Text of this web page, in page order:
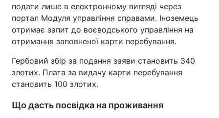
подати лише в електронному вигляді через
портал Модуля управління справами. Іноземець
отримає запит до воєводського управління на
отримання заповненої карти перебування.
Гербовий збір за подання заяви становить 340
злотих. Плата за видачу карти перебування
становить 100 злотих.
Що дасть посвідка на проживання